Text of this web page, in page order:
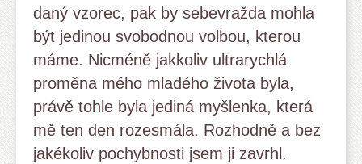
daný vzorec, pak by sebevražda mohla
být jedinou svobodnou volbou, kterou
máme. Nicméně jakkoliv ultrarychlá
proměna mého mladého života byla,
právě tohle byla jediná myšlenka, která
mě ten den rozesmála. Rozhodně a bez
jakékoliv pochybnosti jsem ji zavrhl.